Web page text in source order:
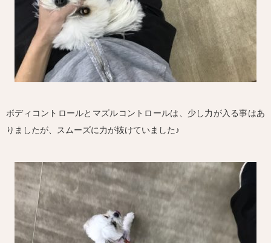
ボディコントロールとマズルコントロールは、少し力が入る事はあ
りましたが、スムーズに力が抜けていました♪